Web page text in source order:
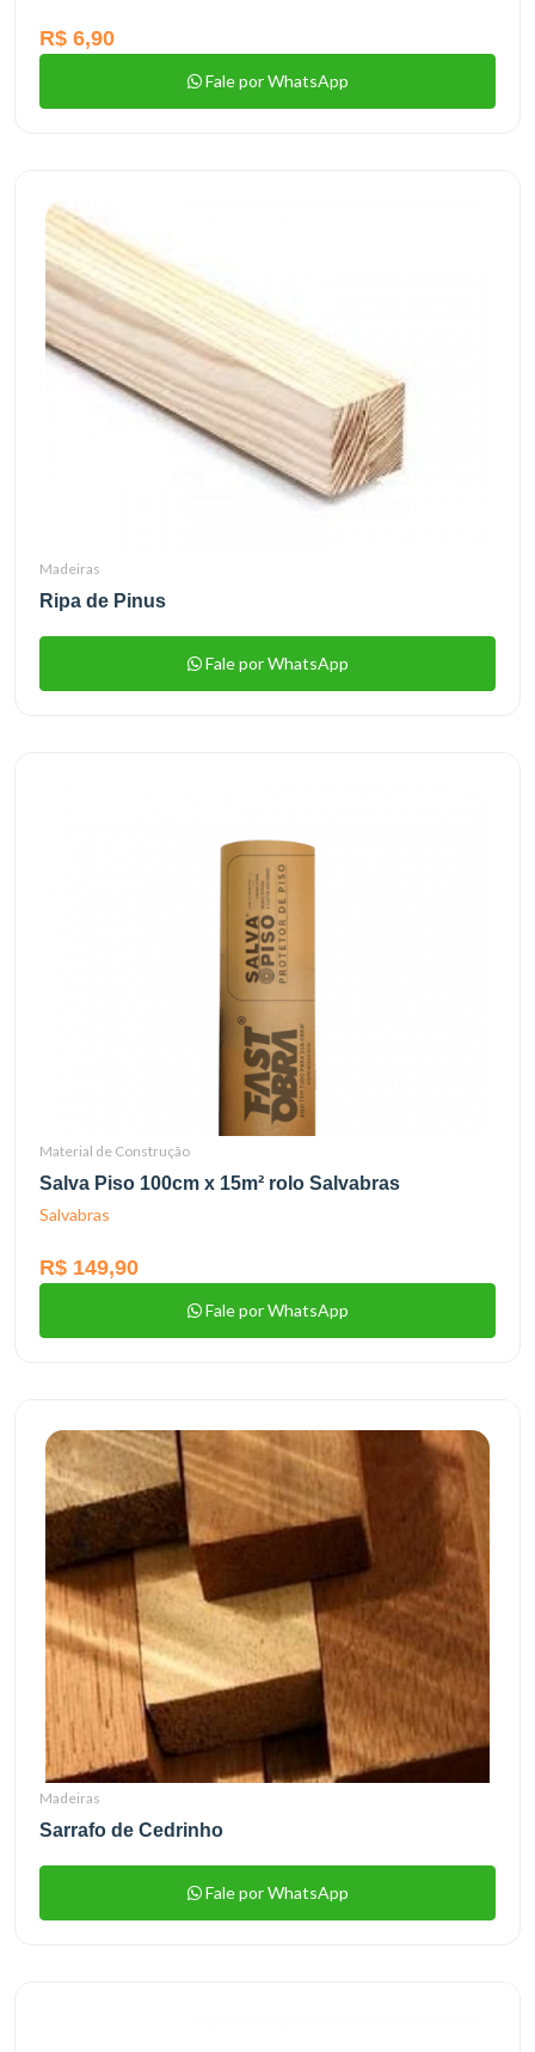
R$ 6,90
Fale por WhatsApp
Madeiras
Ripa de Pinus
Fale por WhatsApp
Material de Construção
Salva Piso 100cm x 15m² rolo Salvabras
Salvabras
R$ 149,90
Fale por WhatsApp
Madeiras
Sarrafo de Cedrinho
Fale por WhatsApp